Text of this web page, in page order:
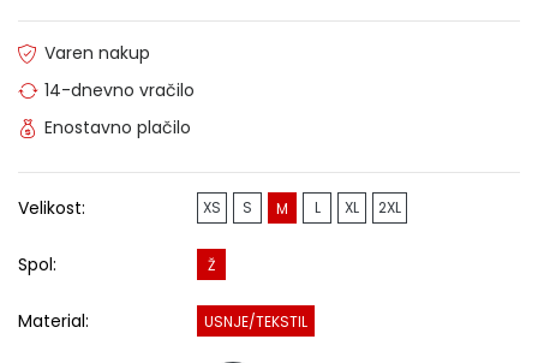
Varen nakup
14-dnevno vračilo
Enostavno plačilo
Velikost: XS S M L XL 2XL
Spol: Ž
Material: USNJE/TEKSTIL